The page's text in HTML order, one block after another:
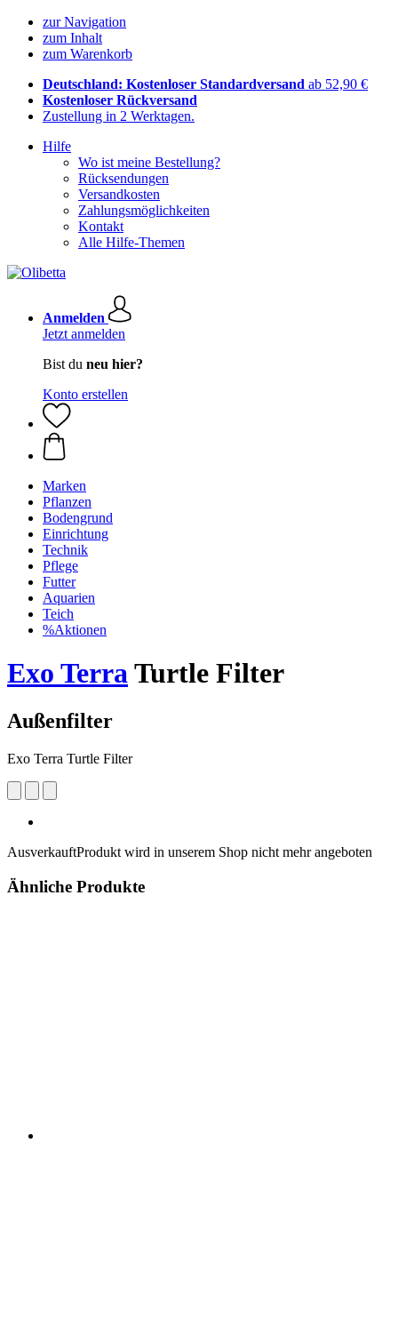
zur Navigation
zum Inhalt
zum Warenkorb
Deutschland: Kostenloser Standardversand ab 52,90 €
Kostenloser Rückversand
Zustellung in 2 Werktagen.
Hilfe
Wo ist meine Bestellung?
Rücksendungen
Versandkosten
Zahlungsmöglichkeiten
Kontakt
Alle Hilfe-Themen
Anmelden
Jetzt anmelden
Bist du neu hier?
Konto erstellen
Marken
Pflanzen
Bodengrund
Einrichtung
Technik
Pflege
Futter
Aquarien
Teich
%Aktionen
Exo TerraTurtle Filter
Außenfilter
Exo Terra Turtle Filter
AusverkauftProdukt wird in unserem Shop nicht mehr angeboten
Ähnliche Produkte